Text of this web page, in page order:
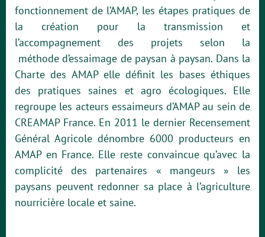
fonctionnement de l’AMAP, les étapes pratiques de
la création pour la transmission et
l’accompagnement des projets selon la
méthode d’essaimage de paysan à paysan. Dans la
Charte des AMAP elle définit les bases éthiques
des pratiques saines et agro écologiques. Elle
regroupe les acteurs essaimeurs d’AMAP au sein de
CREAMAP France. En 2011 le dernier Recensement
Général Agricole dénombre 6000 producteurs en
AMAP en France. Elle reste convaincue qu’avec la
complicité des partenaires « mangeurs » les
paysans peuvent redonner sa place à l’agriculture
nourricière locale et saine.